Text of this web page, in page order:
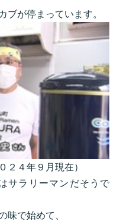
ブが停まっています。
２４年９月現在）
サラリーマンだそうで
味で始めて、